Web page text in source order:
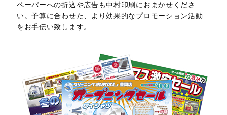
ペーパーへの折込や広告も中村印刷におまかせくださ
い。予算に合わせた、より効果的なプロモーション活動
をお手伝い致します。